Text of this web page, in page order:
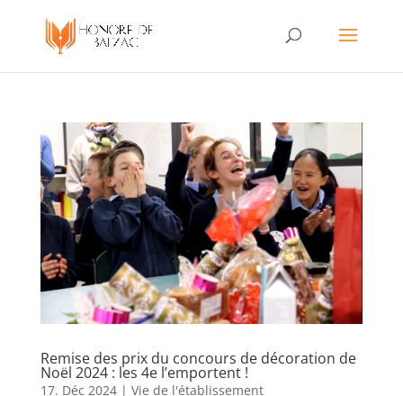
Remise des prix du concours de décoration de
Noël 2024 : les 4e l’emportent !
17. Déc 2024| Vie de l'établissement